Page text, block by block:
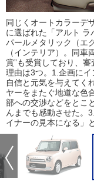
同じくオートカラーデ
に選ばれた「アルト ラ
パールメタリック（エ
（インテリア）。同車
賞”も受賞しており、
理由は3つ。1.企画に
自信と元気を与えてく
ヤーをまたぐ地道な色
部への交渉などをとこ
んまでも感動させた。
イナーの見本になる」